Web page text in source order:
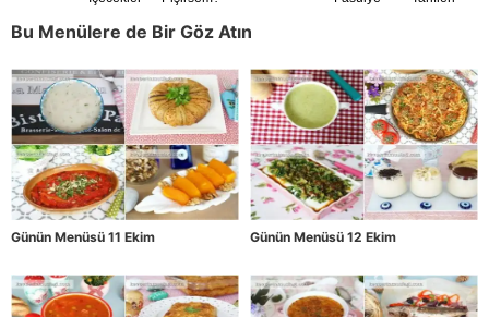
Bu Menülere de Bir Göz Atın
Günün Menüsü 11 Ekim Günün Menüsü 12 Ekim